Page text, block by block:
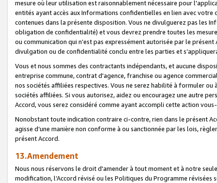
mesure où leur utilisation est raisonnablement nécessaire pour
entités ayant accès aux Informations confidentielles en lien avec
contenues dans la présente disposition. Vous ne divulguerez pas les
obligation de confidentialité) et vous devrez prendre toutes les
ou communication qui n’est pas expressément autorisée par le
divulgation ou de confidentialité conclu entre les parties et
Vous et nous sommes des contractants indépendants, et aucune
entreprise commune, contrat d'agence, franchise ou agence
nos sociétés affiliées respectives. Vous ne serez habilité à formuler
sociétés affiliées. Si vous autorisez, aidez ou encouragez une autre
Accord, vous serez considéré comme ayant accompli cette action
Nonobstant toute indication contraire ci-contre, rien dans le présent
agisse d’une manière non conforme à ou sanctionnée par les lois,
présent Accord.
13.Amendement
Nous nous réservons le droit d'amender à tout moment et à notre
modification, l’Accord révisé ou les Politiques du Programme